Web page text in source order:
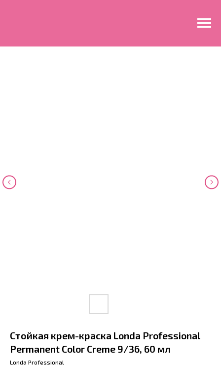
Стойкая крем-краска Londa Professional
Permanent Color Creme 9/36, 60 мл
Londa Professional